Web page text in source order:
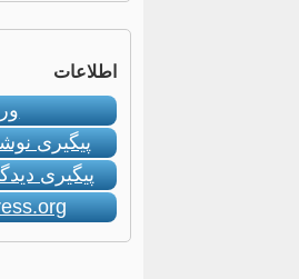
اطلاعات
پیگیری
پیگیری